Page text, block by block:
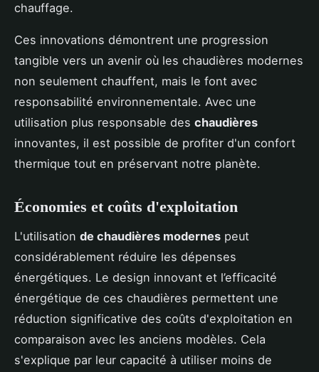
chauffage.
Ces innovations démontrent une progression
tangible vers un avenir où les chaudières modernes
non seulement chauffent, mais le font avec
responsabilité environnementale. Avec une
utilisation plus responsable des chaudières
innovantes, il est possible de profiter d'un confort
thermique tout en préservant notre planète.
Économies et coûts d'exploitation
L'utilisation de chaudières modernes peut
considérablement réduire les dépenses
énergétiques. Le design innovant et l’efficacité
énergétique de ces chaudières permettent une
réduction significative des coûts d'exploitation en
comparaison avec les anciens modèles. Cela
s'explique par leur capacité à utiliser moins de